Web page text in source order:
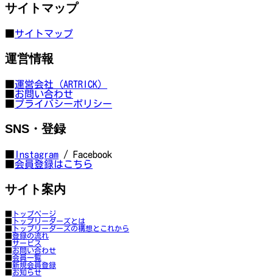
サイトマップ
サイトマップ
運営情報
運営会社（ARTRICK）
お問い合わせ
プライバシーポリシー
SNS・登録
Instagram / Facebook
会員登録はこちら
サイト案内
■ トップページ
■ トップリーダーズとは
■ トップリーダーズの構想とこれから
■登録の流れ
■サービス
■お問い合わせ
■会員一覧
■新規会員登録
■お知らせ